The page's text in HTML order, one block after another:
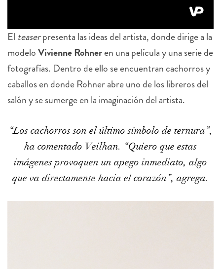
El teaserpresenta las ideas del artista, donde dirige a la
modeloVivienne Rohneren una película y una serie de
fotografías. Dentro de ello se encuentran cachorros y
caballos en donde Rohner abre uno de los libreros del
salón y se sumerge en la imaginación del artista.
“Los cachorros son el último símbolo de ternura”,
ha comentado Veilhan. “Quiero que estas
imágenes provoquen un apego inmediato, algo
que va directamente hacia el corazón”, agrega.